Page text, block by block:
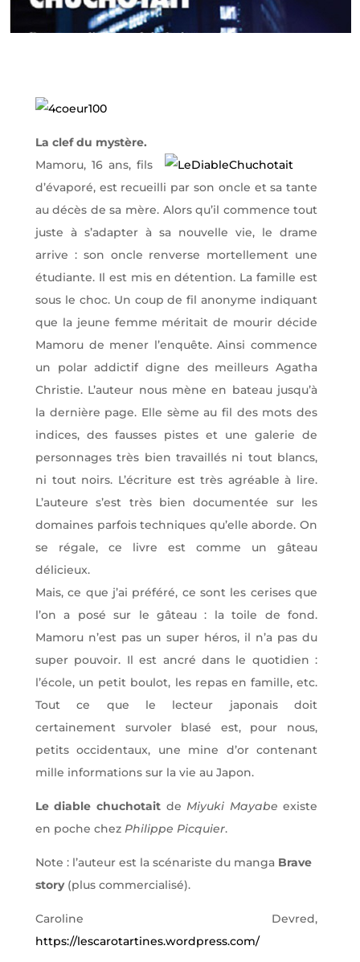
La clef du mystère.
Mamoru, 16 ans, fils
d’évaporé, est recueilli par son oncle et sa tante
au décès de sa mère. Alors qu’il commence tout
juste à s’adapter à sa nouvelle vie, le drame
arrive : son oncle renverse mortellement une
étudiante. Il est mis en détention. La famille est
sous le choc. Un coup de fil anonyme indiquant
que la jeune femme méritait de mourir décide
Mamoru de mener l’enquête. Ainsi commence
un polar addictif digne des meilleurs Agatha
Christie. L’auteur nous mène en bateau jusqu’à
la dernière page. Elle sème au fil des mots des
indices, des fausses pistes et une galerie de
personnages très bien travaillés ni tout blancs,
ni tout noirs. L’écriture est très agréable à lire.
L’auteure s’est très bien documentée sur les
domaines parfois techniques qu’elle aborde. On
se régale, ce livre est comme un gâteau
délicieux.
Mais, ce que j’ai préféré, ce sont les cerises que
l’on a posé sur le gâteau : la toile de fond.
Mamoru n’est pas un super héros, il n’a pas du
super pouvoir. Il est ancré dans le quotidien :
l’école, un petit boulot, les repas en famille, etc.
Tout ce que le lecteur japonais doit
certainement survoler blasé est, pour nous,
petits occidentaux, une mine d’or contenant
mille informations sur la vie au Japon.
Le diable chuchotaitdeMiyuki Mayabe existe
en poche chez Philippe Picquier.
Note : l’auteur est la scénariste du manga Brave
story(plus commercialisé).
Caroline Devred,
https://lescarotartines.wordpress.com/